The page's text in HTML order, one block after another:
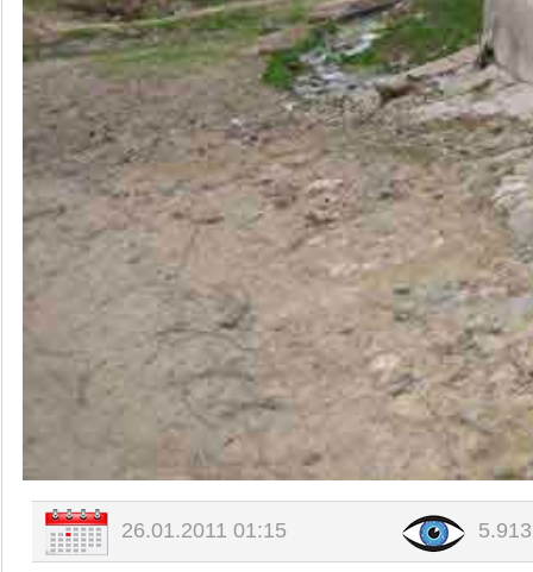
26.01.2011 01:15